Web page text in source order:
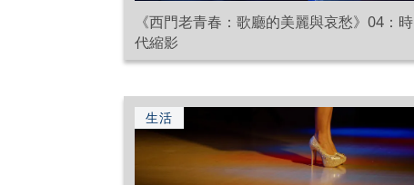
《西門老青春：歌廳的美麗與哀愁》04：時
代縮影
生活